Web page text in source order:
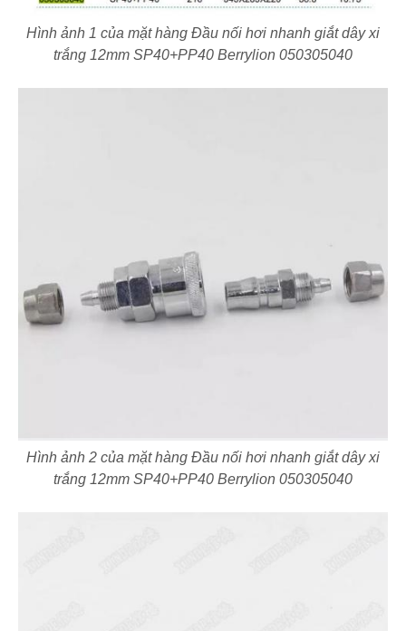
Hình ảnh 1 của mặt hàng Đầu nối hơi nhanh giắt dây xi
trắng 12mm SP40+PP40 Berrylion 050305040
Hình ảnh 2 của mặt hàng Đầu nối hơi nhanh giắt dây xi
trắng 12mm SP40+PP40 Berrylion 050305040